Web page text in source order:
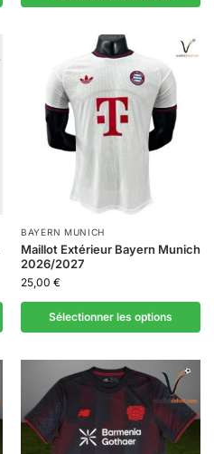
BAYERN MUNICH
Maillot Extérieur Bayern Munich
2026/2027
25,00 €
Sélectionner les options